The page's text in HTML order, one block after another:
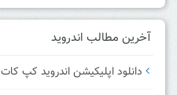
آخرین مطالب اندروید
دانلود اپلیکیشن اندروید کپ کات CapCut